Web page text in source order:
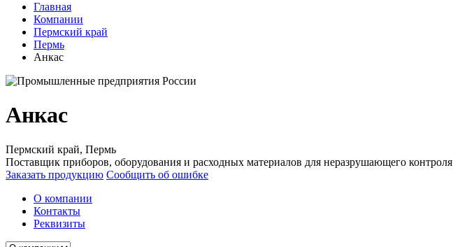
Главная
Компании
Пермский край
Пермь
Анкас
Анкас
Пермский край, Пермь
Поставщик приборов, оборудования и расходных материалов для неразрушающего контроля
Заказать продукцию Сообщить об ошибке
О компании
Контакты
Реквизиты